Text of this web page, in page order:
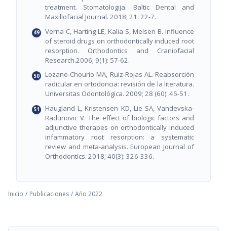
treatment. Stomatologija. Baltic Dental and
Maxillofacial Journal. 2018; 21: 22-7.
Verna C, Harting LE, Kalia S, Melsen B. Influence
of steroid drugs on orthodontically induced root
resorption. Orthodontics and Craniofacial
Research.2006; 9(1): 57-62.
Lozano-Chourio MA, Ruiz-Rojas AL. Reabsorción
radicular en ortodoncia: revisión de la literatura.
Universitas Odontológica. 2009; 28 (60): 45-51.
Haugland L, Kristensen KD, Lie SA, Vandevska-
Radunovic V. The effect of biologic factors and
adjunctive therapes on orthodontically induced
infammatory root resorption: a systematic
review and meta-analysis. European Journal of
Orthodontics. 2018; 40(3): 326-336.
Inicio / Publicaciones / Año 2022